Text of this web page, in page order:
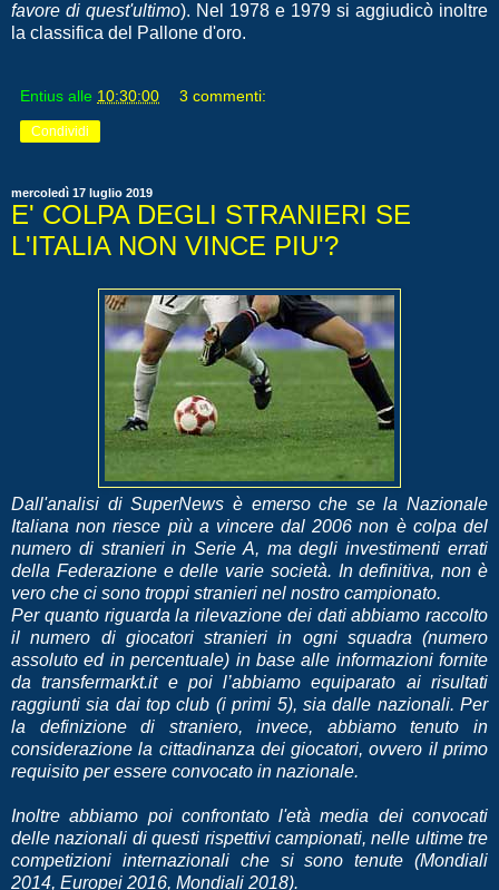
favore di quest'ultimo). Nel 1978 e 1979 si aggiudicò inoltre
la classifica del Pallone d'oro.
Entius alle 10:30:00 3 commenti:
Condividi
mercoledì 17 luglio 2019
E' COLPA DEGLI STRANIERI SE
L'ITALIA NON VINCE PIU'?
Dall'analisi di SuperNews è emerso che se la Nazionale
Italiana non riesce più a vincere dal 2006 non è colpa del
numero di stranieri in Serie A, ma degli investimenti errati
della Federazione e delle varie società. In definitiva, non è
vero che ci sono troppi stranieri nel nostro campionato.
Per quanto riguarda la rilevazione dei dati abbiamo raccolto
il numero di giocatori stranieri in ogni squadra (numero
assoluto ed in percentuale) in base alle informazioni fornite
da transfermarkt.it e poi l’abbiamo equiparato ai risultati
raggiunti sia dai top club (i primi 5), sia dalle nazionali. Per
la definizione di straniero, invece, abbiamo tenuto in
considerazione la cittadinanza dei giocatori, ovvero il primo
requisito per essere convocato in nazionale.
Inoltre abbiamo poi confrontato l'età media dei convocati
delle nazionali di questi rispettivi campionati, nelle ultime tre
competizioni internazionali che si sono tenute (Mondiali
2014, Europei 2016, Mondiali 2018).